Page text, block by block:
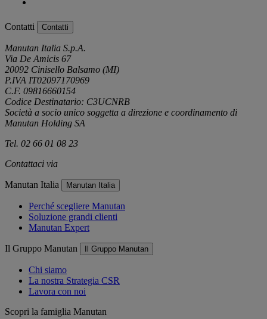
Contatti Contatti
Manutan Italia S.p.A.
Via De Amicis 67
20092 Cinisello Balsamo (MI)
P.IVA IT02097170969
C.F. 09816660154
Codice Destinatario: C3UCNRB
Società a socio unico soggetta a direzione e coordinamento di
Manutan Holding SA
Tel. 02 66 01 08 23
Contattaci via
Manutan Italia Manutan Italia
Perché scegliere Manutan
Soluzione grandi clienti
Manutan Expert
Il Gruppo Manutan Il Gruppo Manutan
Chi siamo
La nostra Strategia CSR
Lavora con noi
Scopri la famiglia Manutan